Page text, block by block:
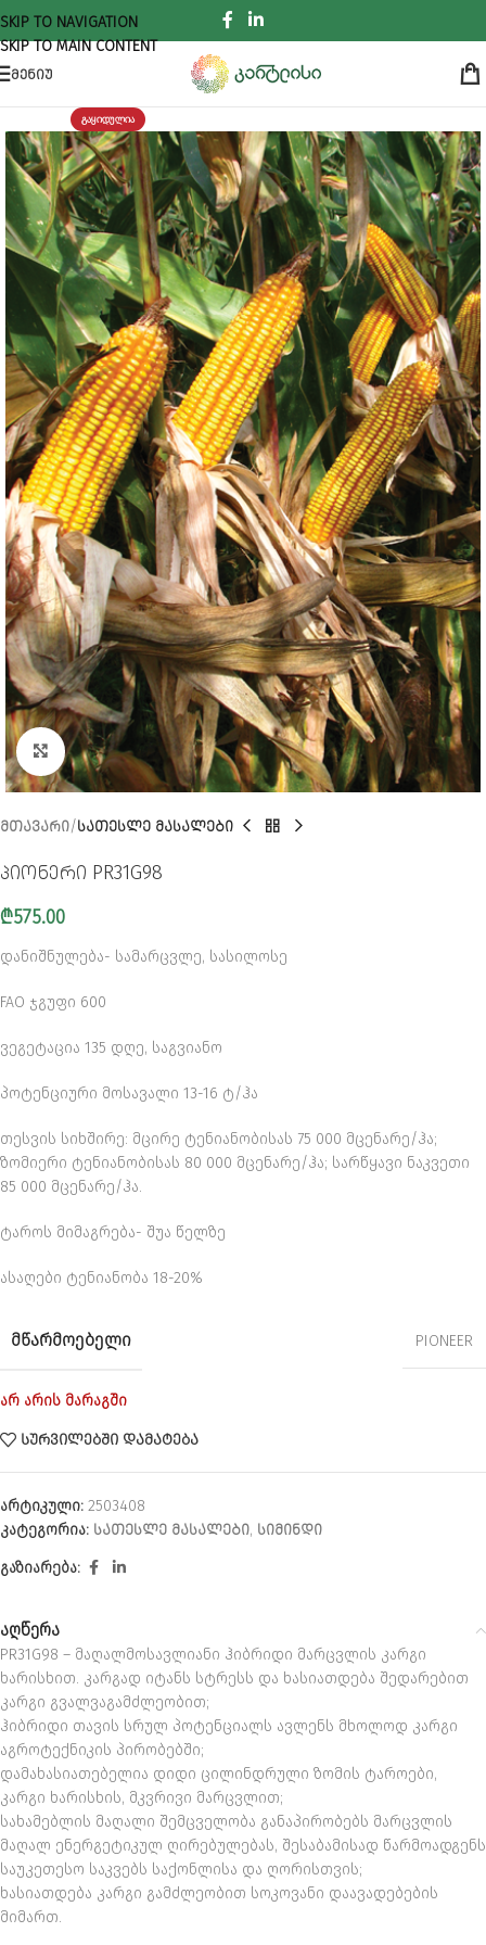
SKIP TO NAVIGATION
SKIP TO MAIN CONTENT
ᲛᲔᲜᲘᲣ
ᲒᲐᲧᲘᲓᲣᲚᲘᲐ
CLICK TO ENLARGE
ᲛᲗᲐᲕᲐᲠᲘ ᲡᲐᲗᲔᲡᲚᲔ ᲛᲐᲡᲐᲚᲔᲑᲘ
პიონერი PR31G98
₾575.00
დანიშნულება- სამარცვლე, სასილოსე
FAO ჯგუფი 600
ვეგეტაცია 135 დღე, საგვიანო
პოტენციური მოსავალი 13-16 ტ/ჰა
თესვის სიხშირე: მცირე ტენიანობისას 75 000 მცენარე/ჰა;
ზომიერი ტენიანობისას 80 000 მცენარე/ჰა; სარწყავი ნაკვეთი
85 000 მცენარე/ჰა.
ტაროს მიმაგრება- შუა წელზე
ასაღები ტენიანობა 18-20%
ᲛᲬᲐᲠᲛᲝᲔᲑᲔᲚᲘ PIONEER
არ არის მარაგში
ᲡᲣᲠᲕᲘᲚᲔᲑᲨᲘ ᲓᲐᲛᲐᲢᲔᲑᲐ
არტიკული: 2503408
კატეგორია: ᲡᲐᲗᲔᲡᲚᲔ ᲛᲐᲡᲐᲚᲔᲑᲘ, ᲡᲘᲛᲘᲜᲓᲘ
გაზიარება:
აღწერა
PR31G98 – მაღალმოსავლიანი ჰიბრიდი მარცვლის კარგი
ხარისხით. კარგად იტანს სტრესს და ხასიათდება შედარებით
კარგი გვალვაგამძლეობით;
ჰიბრიდი თავის სრულ პოტენციალს ავლენს მხოლოდ კარგი
აგროტექნიკის პირობებში;
დამახასიათებელია დიდი ცილინდრული ზომის ტაროები,
კარგი ხარისხის, მკვრივი მარცვლით;
სახამებლის მაღალი შემცველობა განაპირობებს მარცვლის
მაღალ ენერგეტიკულ ღირებულებას, შესაბამისად წარმოადგენს
საუკეთესო საკვებს საქონლისა და ღორისთვის;
ხასიათდება კარგი გამძლეობით სოკოვანი დაავადებების
მიმართ.